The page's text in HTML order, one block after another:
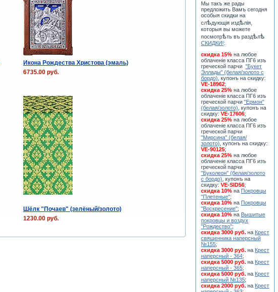
Икона Рождества Христова (эмаль)
6735.00 руб.
Шёлк "Почаев" (зелёный/золото)
1230.00 руб.
Мы такъ же рады
предложить Вамъ сегодня
особыя скидки на
слѣдующiя издѣлiя,
которыя вы можете
посмотрѣть въ раздѣлѣ
СКИДКИ!:
скидка 15% на любое
облаченiе класса ПГ6 изъ
греческой парчи "Букет
Эллады" (белая/золото с
бордо) , купонъ на скидку:
VE-18962;
скидка 25% на любое
облаченiе класса ПГ6 изъ
греческой парчи "Ермон"
(белая/золото) , купонъ на
скидку: VE-17606;
скидка 25% на любое
облаченiе класса ПГ6 изъ
греческой парчи
"Мирсина" (белая/
золото) , купонъ на скидку:
VE-90125;
скидка 25% на любое
облаченiе класса ПГ6 изъ
греческой парчи
"Буколеон" (белая/золото
с бордо) , купонъ на
скидку: VE-SID56;
скидка 10% на Покровцы
"Плетеные";
скидка 10% на Покровцы
"Воскресение";
скидка 10% на Вышитые
покровцы и воздух
"Рождество";
скидка 3000 руб. на Крест
священника наперсный
№155;
скидка 3000 руб. на Крест
наперсный - 364;
скидка 5000 руб. на Крест
наперсный - 365;
скидка 5000 руб. на Крест
наперсный №135;
скидка 2000 руб. на Крест